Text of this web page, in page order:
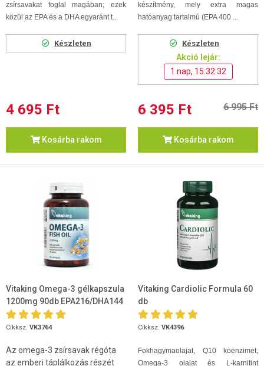
zsírsavakat foglal magában; ezek
közül az EPA és a DHA egyaránt t...
Készleten
4 695 Ft
Kosárba rakom
készítmény, mely extra magas
hatóanyag tartalmú (EPA 400 ...
Készleten
Akció lejár:
1 nap, 15:32:32
6 395 Ft 6 995 Ft
Kosárba rakom
Vitaking Omega-3 gélkapszula
1200mg 90db EPA216/DHA144
Cikksz. VK3764
Az omega-3 zsírsavak régóta
az emberi táplálkozás részét
Vitaking Cardiolic Formula 60
db
Cikksz. VK4396
Fokhagymaolajat, Q10 koenzimet,
Omega-3 olajat és L-karnitint